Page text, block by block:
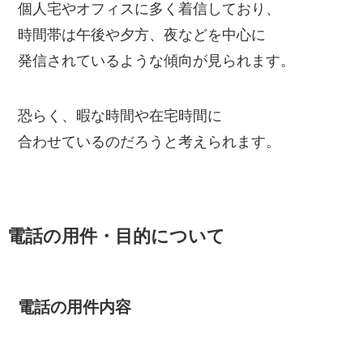
個人宅やオフィスに多く着信しており、
時間帯は午後や夕方、夜などを中心に
発信されているような傾向が見られます。
恐らく、暇な時間や在宅時間に
合わせているのだろうと考えられます。
電話の用件・目的について
電話の用件内容